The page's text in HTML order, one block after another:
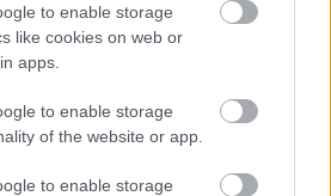
to enable storage
like cookies on web or
apps.
to enable storage
of the website or app.
to enable storage
írása Első pillantásra nagyon
el magát a magyar kormány:
óvatosan, végső eszközként
elmaradását most szigorú és
feltételekhez kötötte. Ez
van így. Miért is…